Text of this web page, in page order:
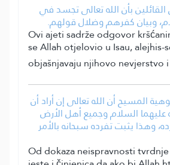
القائلين بأن الله تعالى تجسد في
وبيان كفرهم وضلال قولهم.
Ovi ajeti sadrže odgovor
se Allah otjelovio u Isau, alejhis-
objašnjavaju njihovo nevjerstvo
المسيح أن الله تعالى إن أراد أن
السلام وجميع أهل الأرض
وهذا يثبت تفرده سبحانه بالأمر
Od dokaza neispravnosti